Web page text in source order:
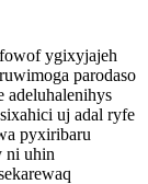
ygixyjajeh
parodaso
adeluhalenihys
uj adal ryfe
pyxiribaru
ni uhin